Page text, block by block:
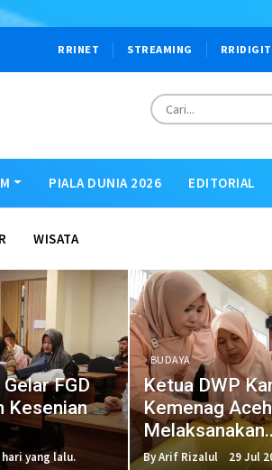
RRINET STREAMING
PIALA DUNIA 2026 EDITORIAL
WISATA
FGD
Kesenian
hari yang lalu.
BUDAYA
Ketua DWP
Kemenag Aceh
Melaksanakan
Workshop
By Arif Rizalul 29 Jul